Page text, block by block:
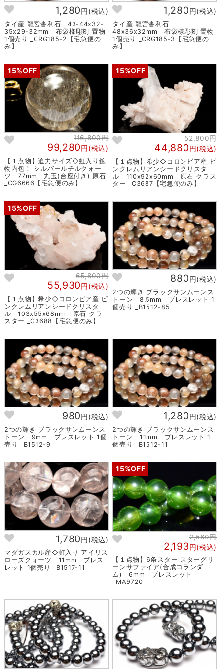
1,280円(税込)
タイ産 龍宮舎利石 43-44x32-
35x29-32mm 布袋様彫刻 置物
1個売り _CRG185-2【宅急便の
み】
1,280円(税込)
タイ産 龍宮舎利石
48x36x32mm 布袋様彫刻 置物
1個売り _CRG185-3【宅急便の
み】
15%OFF
116,800円
99,280円(税込)
【１点物】迫力サイズ◇虹入り鉱
物内包！ シルバールチルクォー
ツ 77mm 丸玉(台座付き) 原石
_CG6666【宅急便のみ】
15%OFF
52,800円
44,880円(税込)
【１点物】希少◇コロンビア産 ピ
ンクレムリアンシードクリスタ
ル 110x92x60mm 原石 クラス
ター _C3687【宅急便のみ】
15%OFF
65,800円
55,930円(税込)
【１点物】希少◇コロンビア産 ピ
ンクレムリアンシードクリスタ
ル 103x55x68mm 原石 クラ
スター _C3688【宅急便のみ】
880円(税込)
2つの輝き ブラックサンムーンス
トーン 8.5mm ブレスレット 1
個売り _B1512-85
980円(税込)
2つの輝き ブラックサンムーンス
トーン 9mm ブレスレット 1個
売り _B1512-9
1,280円(税込)
2つの輝き ブラックサンムーンス
トーン 11mm ブレスレット 1
個売り _B1512-11
1,780円(税込)
マダガスカル産◇虹入り アイリス
ローズクォーツ 11mm ブレス
レット 1個売り _B1517-11
15%OFF
2,580円
2,193円(税込)
【１点物】6条スター スターグリ
ーンサファイア(合成コランダ
ム) 6mm ブレスレット
_MA9720